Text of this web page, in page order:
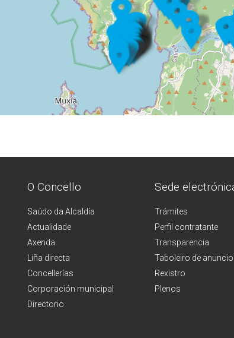
O Concello
Saúdo da Alcaldía
Actualidade
Axenda
Liña directa
Concellerías
Corporación municipal
Directorio
Sede
Trámites
Perfil contratante
Transparencia
Taboleiro de
Rexistro
Plenos